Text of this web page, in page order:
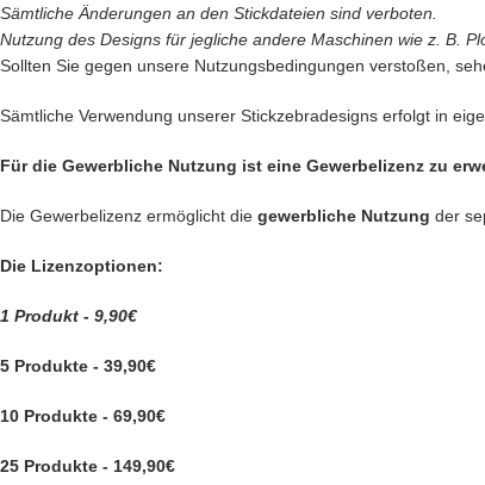
Sämtliche Änderungen an den Stickdateien sind verboten.
Nutzung des Designs für jegliche andere Maschinen wie z. B.
Sollten Sie gegen unsere Nutzungsbedingungen verstoßen,
Sämtliche Verwendung unserer Stickzebradesigns erfolgt in
Für die Gewerbliche Nutzung ist eine Gewerbelizenz zu
Die Gewerbelizenz ermöglicht die gewerbliche Nutzung der
Die Lizenzoptionen:
1 Produkt - 9,90€
5 Produkte - 39,90€
10 Produkte - 69,90€
25 Produkte - 149,90€